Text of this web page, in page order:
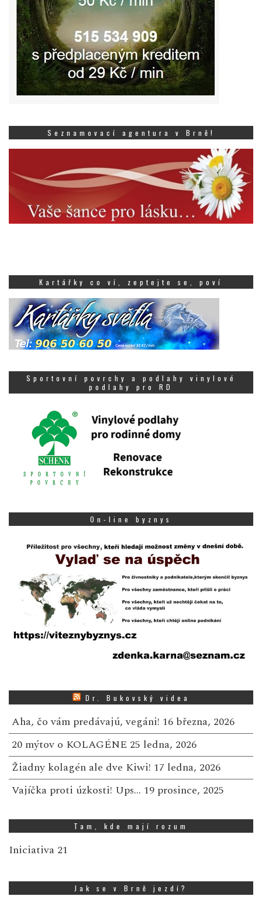
Seznamovací agentura v Brně!
Kartářky co ví, zeptejte se, poví
Sportovní povrchy a podlahy vinylové
podlahy pro RD
On-line byznys
Dr. Bukovský videa
Aha, čo vám predávajú, vegáni! 16 března, 2026
20 mýtov o KOLAGÉNE 25 ledna, 2026
Žiadny kolagén ale dve Kiwi! 17 ledna, 2026
Vajíčka proti úzkosti! Ups… 19 prosince, 2025
Tam, kde mají rozum
Iniciativa 21
Jak se v Brně jezdí?